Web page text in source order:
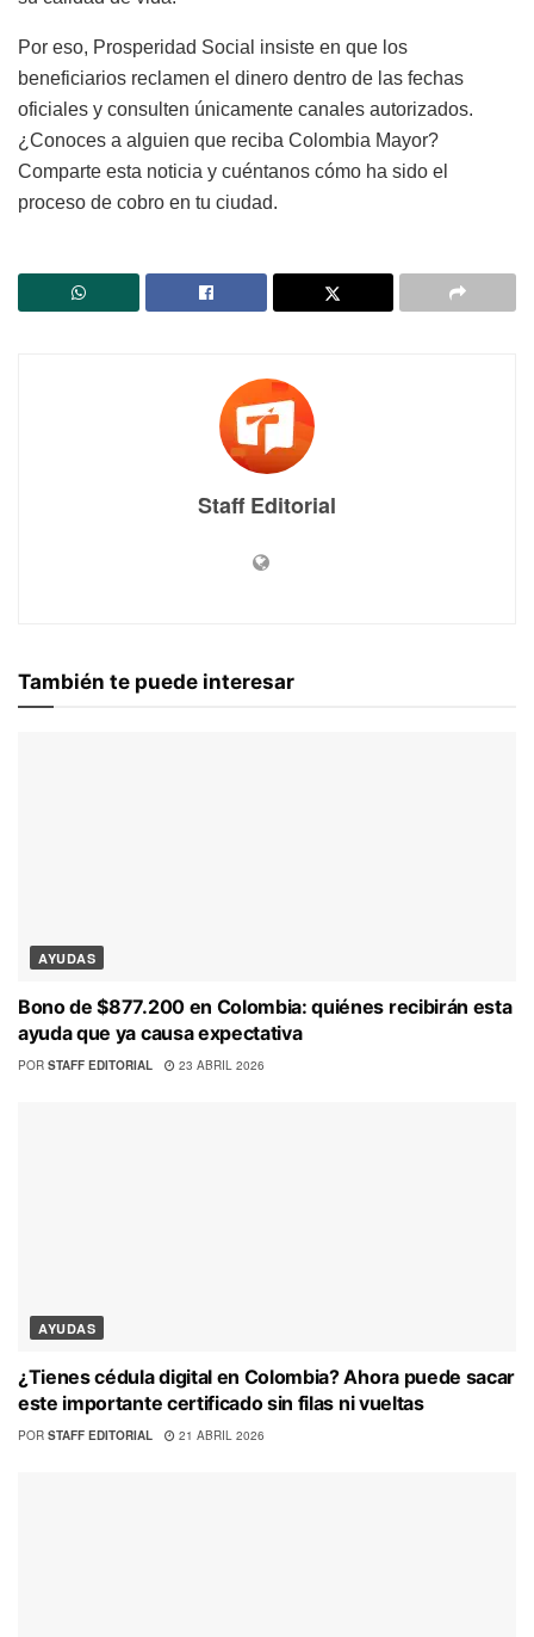
Por eso, Prosperidad Social insiste en que los
beneficiarios reclamen el dinero dentro de las fechas
oficiales y consulten únicamente canales autorizados.
¿Conoces a alguien que reciba Colombia Mayor?
Comparte esta noticia y cuéntanos cómo ha sido el
proceso de cobro en tu ciudad.
Staff Editorial
También te puede interesar
AYUDAS
Bono de $877.200 en Colombia: quiénes recibirán esta
ayuda que ya causa expectativa
POR STAFF EDITORIAL 23 ABRIL 2026
AYUDAS
¿Tienes cédula digital en Colombia? Ahora puede sacar
este importante certificado sin filas ni vueltas
POR STAFF EDITORIAL 21 ABRIL 2026